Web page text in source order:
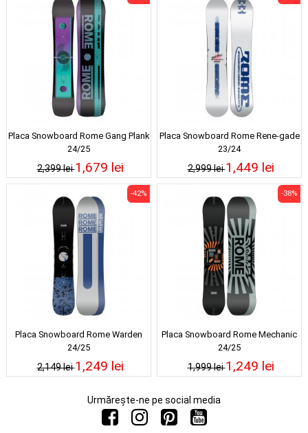
Placa Snowboard Rome Gang Plank
24/25
2,399 lei1,679 lei
Placa Snowboard Rome Rene-gade
23/24
2,999 lei1,449 lei
Placa Snowboard Rome Warden
24/25
2,149 lei
-42%
1,249 lei
Placa Snowboard Rome Mechanic
24/25
1,999 lei
-38%
1,249 lei
Urmărește-ne pe social media